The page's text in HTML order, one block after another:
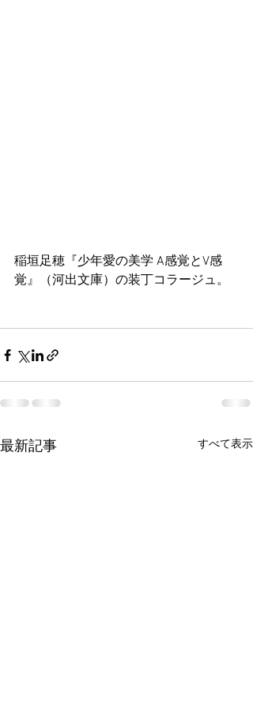
稲垣足穂『少年愛の美学 A感覚とV感
覚』（河出文庫）の装丁コラージュ。
最新記事 すべて表示